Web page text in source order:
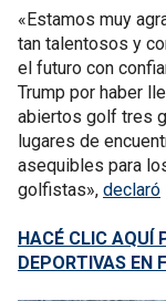
«Estamos muy
tan talentosos y
el futuro con
Trump por haber
abiertos golf tres
lugares de
asequibles para
golfistas», declaró
HACÉ CLIC AQUÍ
DEPORTIVAS EN